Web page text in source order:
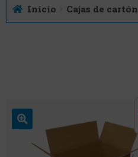
Inicio Cajas de cartón